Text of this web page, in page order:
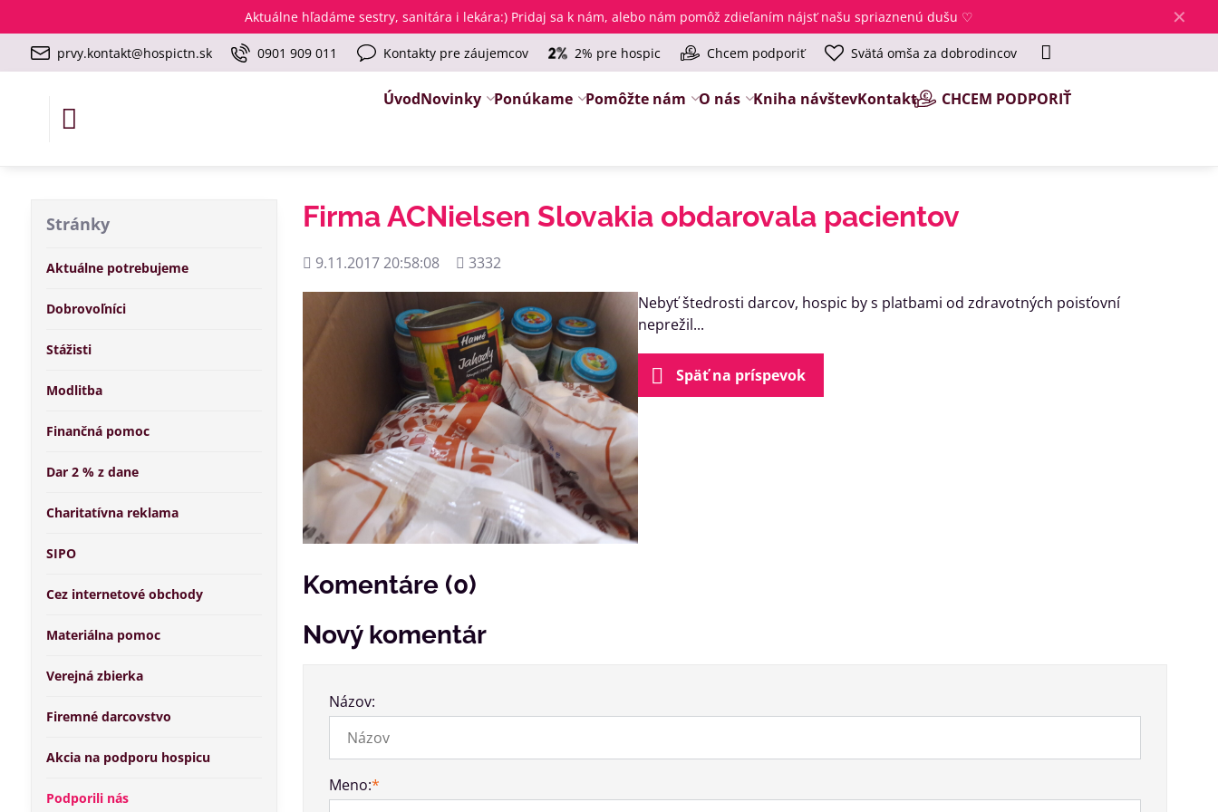
✕
Aktuálne hľadáme sestry, sanitára i lekára:) Pridaj sa k nám, alebo nám pomôž zdieľaním nájsť našu spriaznenú dušu ♡
prvy.kontakt@hospictn.sk 0901 909 011 Kontakty pre záujemcov 2% pre hospic Chcem podporiť Svätá omša za dobrodincov
ÚvodNovinky Ponúkame Pomôžte nám O nás Kniha návštevKontakt CHCEM PODPORIŤ
Firma ACNielsen Slovakia obdarovala pacientov
Pridané
9.11.2017 20:58:08
Počet
3332
Nebyť štedrosti darcov, hospic by s platbami od zdravotných poisťovní
neprežil...
Späť na príspevok
Komentáre (0)
Nový komentár
Názov:
Meno:*
Stránky
Aktuálne potrebujeme
Dobrovoľníci
Stážisti
Modlitba
Finančná pomoc
Dar 2 % z dane
Charitatívna reklama
SIPO
Cez internetové obchody
Materiálna pomoc
Verejná zbierka
Firemné darcovstvo
Akcia na podporu hospicu
Podporili nás